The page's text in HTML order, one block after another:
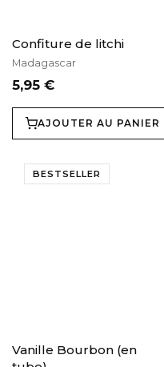
Confiture de litchi
Madagascar
5,95 €
AJOUTER AU PANIER
BESTSELLER
Vanille Bourbon (en